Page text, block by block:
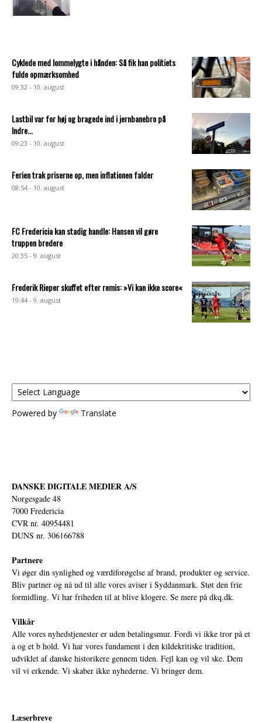
Cyklede med lommelygte i hånden: Så fik han politiets
fulde opmærksomhed
09:32 - 10. august
Lastbil var for høj og bragede ind i jernbanebro på
Indre...
09:23 - 10. august
Ferien trak priserne op, men inflationen falder
08:54 - 10. august
FC Fredericia kan stadig handle: Hansen vil gøre
truppen bredere
20:35 - 9. august
Frederik Rieper skuffet efter remis: »Vi kan ikke score«
19:44 - 9. august
Powered by Translate
DANSKE DIGITALE MEDIER A/S
Norgesgade 48
7000 Fredericia
CVR nr. 40954481
DUNS nr. 306166788
Partnere
Vi øger din synlighed og værdiforøgelse af brand, produkter og service.
Bliv partner og nå ud til alle vores aviser i Syddanmark. Støt den frie
formidling. Vi har friheden til at blive klogere. Se mere på dkq.dk.
Vilkår
Alle vores nyhedstjenester er uden betalingsmur. Fordi vi ikke tror på et
a og et b hold. Vi har vores fundament i den kildekritiske tradition,
udviklet af danske historikere gennem tiden. Fejl kan og vil ske. Dem
vil vi erkende. Vi skaber ikke nyhederne. Vi bringer dem.
Læserbreve